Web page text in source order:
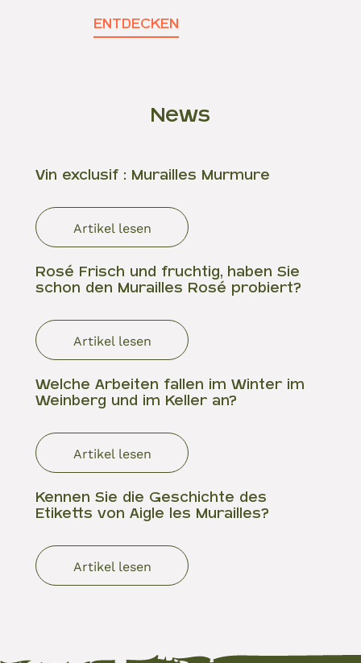
ENTDECKEN
News
Vin exclusif : Murailles Murmure
Artikel lesen
Rosé Frisch und fruchtig, haben Sie
schon den Murailles Rosé probiert?
Artikel lesen
Welche Arbeiten fallen im Winter im
Weinberg und im Keller an?
Artikel lesen
Kennen Sie die Geschichte des
Etiketts von Aigle les Murailles?
Artikel lesen